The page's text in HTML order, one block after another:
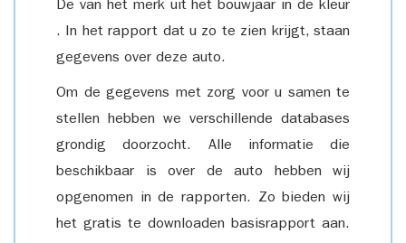
De van het merk uit het bouwjaar in de kleur
. In het rapport dat u zo te zien krijgt, staan
gegevens over deze auto.
Om de gegevens met zorg voor u samen te
stellen hebben we verschillende databases
grondig doorzocht. Alle informatie die
beschikbaar is over de auto hebben wij
opgenomen in de rapporten. Zo bieden wij
het gratis te downloaden basisrapport aan.